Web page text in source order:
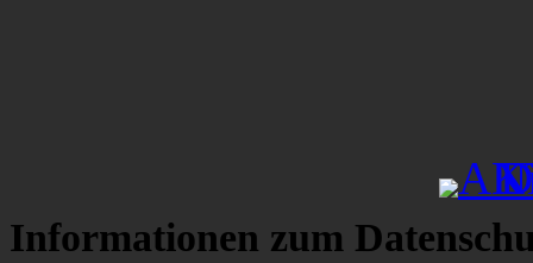
Informationen zum